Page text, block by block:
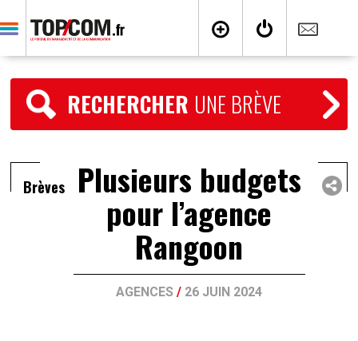
RECHERCHER UNE BRÈVE
Brèves Plusieurs budgets
pour l’agence
Rangoon
AGENCES / 26 JUIN 2024